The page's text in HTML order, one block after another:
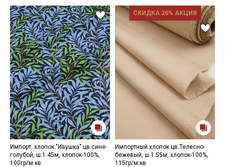
Импорт. хлопок "Ивушка" цв.сине-
голубой, ш.1.45м, хлопок-100%,
100гр/м.кв
СКИДКА 20% АКЦИЯ
Импортный хлопок цв.Телесно-
бежевый, ш.1.55м, хлопок-100%,
115гр/м.кв